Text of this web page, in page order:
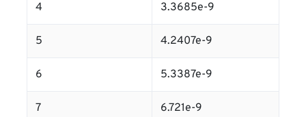
4 3.3685e-9
5 4.2407e-9
6 5.3387e-9
7 6.721e-9